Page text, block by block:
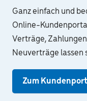
Ganz einfach und
Online-
Verträge,
Neuverträge lassen
Zum